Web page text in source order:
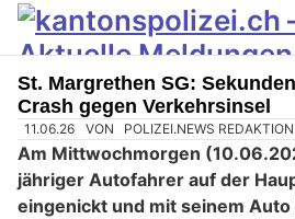
St. Margrethen SG:
Crash gegen Verkehrsinsel
11.06.26 VON POLIZEI.NEWS REDAKTION
Am Mittwochmorgen
jähriger Autofahrer auf der
eingenickt und mit seinem Auto